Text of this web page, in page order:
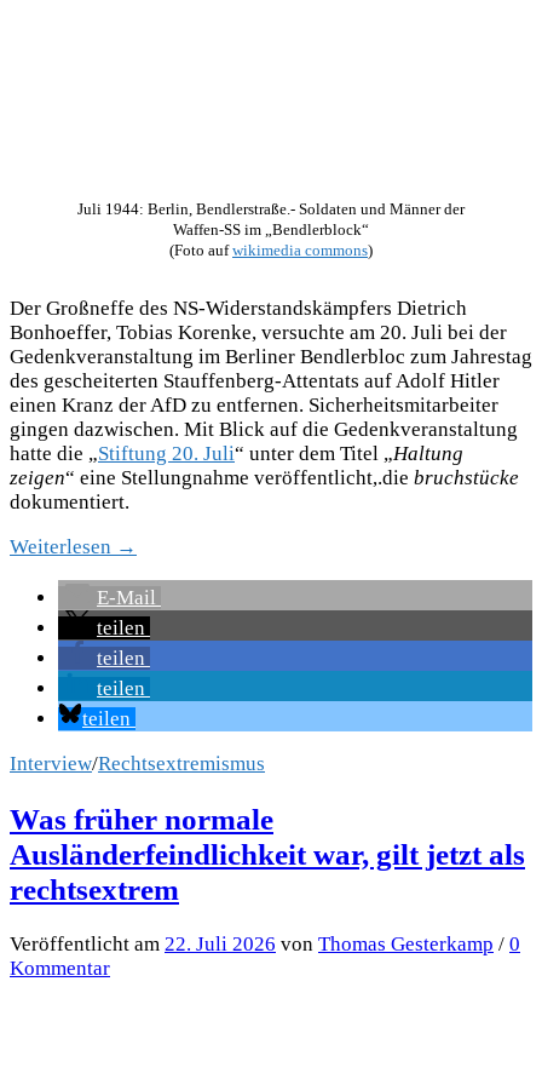
Juli 1944: Berlin, Bendlerstraße.- Soldaten und Männer der
Waffen-SS im „Bendlerblock“
(Foto aufwikimedia commons)
Der Großneffe des NS-Widerstandskämpfers Dietrich
Bonhoeffer, Tobias Korenke, versuchte am 20. Juli bei der
Gedenkveranstaltung im Berliner Bendlerbloc zum Jahrestag
des gescheiterten Stauffenberg-Attentats auf Adolf Hitler
einen Kranz der AfD zu entfernen. Sicherheitsmitarbeiter
gingen dazwischen. Mit Blick auf die Gedenkveranstaltung
hatte die „Stiftung 20. Juli“ unter dem Titel „Haltung
zeigen“ eine Stellungnahme veröffentlicht,.die bruchstücke
dokumentiert.
Weiterlesen →
E-Mail
teilen
teilen
teilen
teilen
Interview/Rechtsextremismus
Was früher normale
Ausländerfeindlichkeit war, gilt jetzt als
rechtsextrem
Veröffentlicht am 22. Juli 2026 von Thomas Gesterkamp / 0
Kommentar